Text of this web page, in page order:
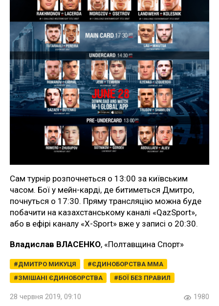
Сам турнір розпочнеться о 13:00 за київським
часом. Бої у мейн-карді, де битиметься Дмитро,
почнуться о 17:30. Пряму трансляцію можна буде
побачити на казахстанському каналі «QazSport»,
або в ефірі каналу «X-Sport» вже у записі о 20:30.
Владислав ВЛАСЕНКО, «Полтавщина Спорт»
ДМИТРО МИКУЦЯ
ЄДИНОБОРСТВА ММА
ЗМІШАНІ ЄДИНОБОРСТВА
БОЇ БЕЗ ПРАВИЛ
28 червня 2019, 09:10 1980